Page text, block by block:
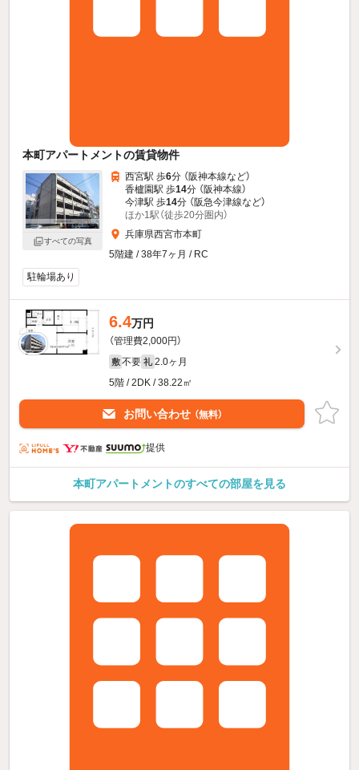
本町アパートメントの賃貸物件
すべての写真
西宮駅 歩6分 （阪神本線など）
香櫨園駅 歩14分 （阪神本線）
今津駅 歩14分 （阪急今津線など）
ほか1駅（徒歩20分圏内）
兵庫県西宮市本町
5階建 / 38年7ヶ月 / RC
駐輪場あり
6.4万円
（管理費2,000円）
敷 不要 礼 2.0ヶ月
5階 / 2DK / 38.22㎡
お問い合わせ （無料）
提供
本町アパートメントのすべての部屋を見る